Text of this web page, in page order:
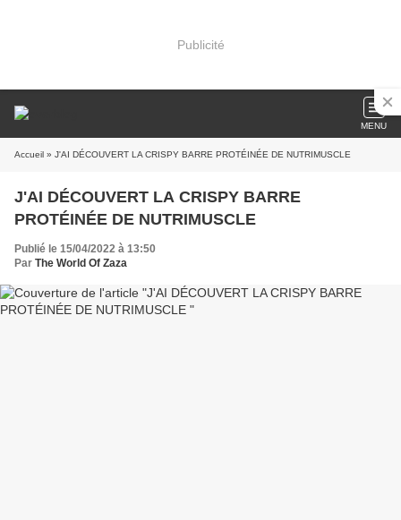
Publicité
MENU
Accueil » J'AI DÉCOUVERT LA CRISPY BARRE PROTÉINÉE DE NUTRIMUSCLE
J'AI DÉCOUVERT LA CRISPY BARRE
PROTÉINÉE DE NUTRIMUSCLE
Publié le 15/04/2022 à 13:50
Par The World Of Zaza